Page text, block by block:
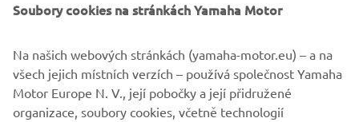
kvalitou, které jsou v současné době na trhu k dispozici.
Soubory cookies na stránkách Yamaha Motor
Na našich webových stránkách (yamaha-motor.eu) – a na
všech jejich místních verzích – používá společnost Yamaha
Motor Europe N. V., její pobočky a její přidružené
organizace, soubory cookies, včetně technologií